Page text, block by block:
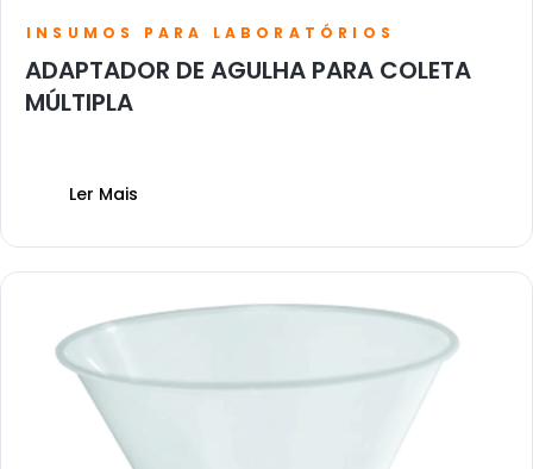
INSUMOS PARA LABORATÓRIOS
ADAPTADOR DE AGULHA PARA COLETA
MÚLTIPLA
Ler Mais